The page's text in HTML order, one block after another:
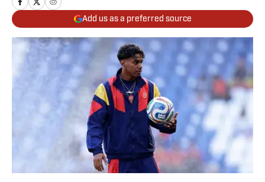
Add us as a preferred source